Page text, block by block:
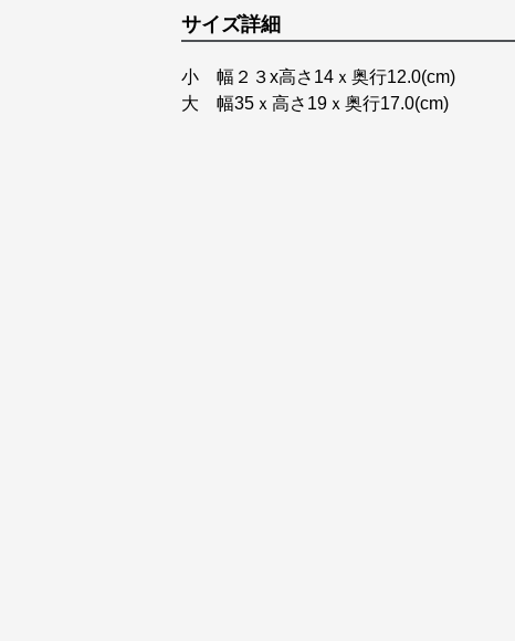
サイズ詳細
小 幅２３x高さ14ｘ奥行12.0(cm)
大 幅35ｘ高さ19ｘ奥行17.0(cm)